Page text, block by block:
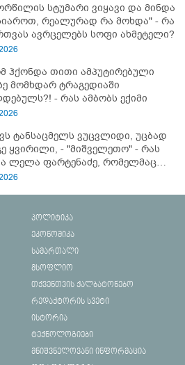
სტუმარი ვიყავი და მინდა
რეალურად რა მოხდა" - რა
ავრცელებს სოფი ახმეტელი?
ჰქონდა თითი ამპუტირებული
მომხდარ ტრაგედიაში
- რას ამბობს ექიმი
ტანსაცმელს ვუცვლიდი, უცბად
ყვირილი, - "მიშველეთო" - რას
ლელა ფარტენაძე, რომელმაც
16 წლის ბიჭი ზღვაში
პოლიტიკა
ეკონომიკა
სამართალი
მსოფლიო
თქვენთვის ქალბატონებო
რედაქტორის სვეტი
ისტორია
ტექნოლოგიები
მნიშვნელოვანი ინფორმაცია